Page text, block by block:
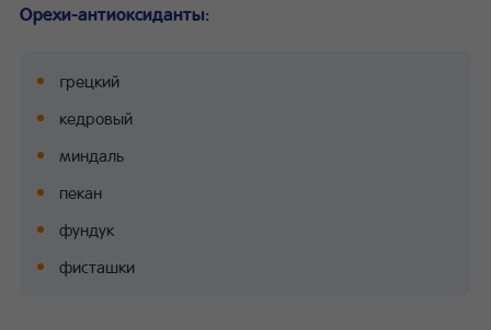
Орехи-антиоксиданты:
грецкий
кедровый
миндаль
пекан
фундук
фисташки